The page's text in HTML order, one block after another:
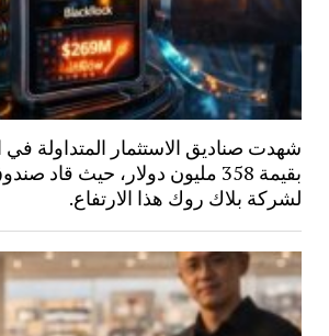
شهدت صناديق الاستثمار المتداولة في
لشركة بلاك روك هذا الارتفاع.